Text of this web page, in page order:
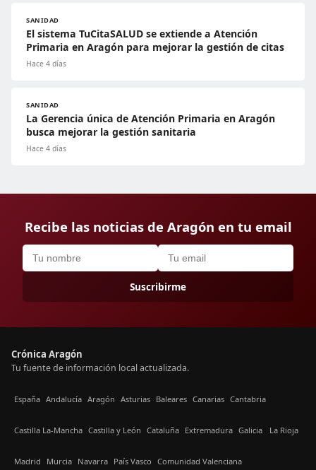
SANIDAD
El sistema TuCitaSALUD se extiende a Atención
Primaria en Aragón para mejorar la gestión de citas
Hace 4 días
SANIDAD
La Gerencia única de Atención Primaria en Aragón
busca mejorar la gestión sanitaria
Hace 4 días
Recibe las noticias de Aragón en tu email
Suscribirme
Crónica Aragón
Tu fuente de información local actualizada.
España Andalucía Aragón Asturias Baleares Canarias Cantabria
Castilla La-Mancha Castilla y León Cataluña Extremadura Galicia La Rioja
Madrid Murcia Navarra País Vasco Comunidad Valenciana